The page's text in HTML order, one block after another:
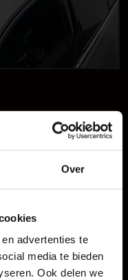
Over
advertenties te
media te bieden
Ook delen we